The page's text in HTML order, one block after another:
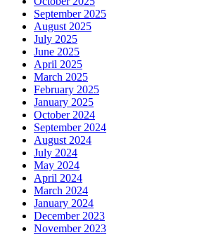
September 2025
August 2025
July 2025
June 2025
April 2025
March 2025
February 2025
January 2025
October 2024
September 2024
August 2024
July 2024
May 2024
April 2024
March 2024
January 2024
December 2023
November 2023